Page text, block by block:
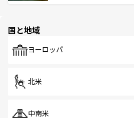
で、ホーカーズは地元の風情
国と地域
ヨーロッパ
北米
中南米